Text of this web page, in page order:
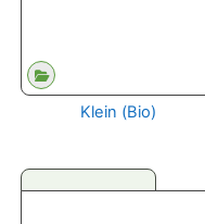
Klein (Bio)